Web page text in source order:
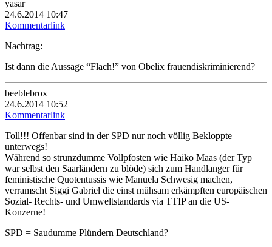
yasar
24.6.2014 10:47
Kommentarlink
Nachtrag:
Ist dann die Aussage “Flach!” von Obelix frauendiskriminierend?
beeblebrox
24.6.2014 10:52
Kommentarlink
Toll!!! Offenbar sind in der SPD nur noch völlig Bekloppte
unterwegs!
Während so strunzdumme Vollpfosten wie Haiko Maas (der Typ
war selbst den Saarländern zu blöde) sich zum Handlanger für
feministische Quotentussis wie Manuela Schwesig machen,
verramscht Siggi Gabriel die einst mühsam erkämpften europäischen
Sozial- Rechts- und Umweltstandards via TTIP an die US-
Konzerne!
SPD = Saudumme Plündern Deutschland?